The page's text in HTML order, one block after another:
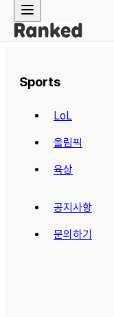
Sports
LoL
올림픽
육상
공지사항
문의하기